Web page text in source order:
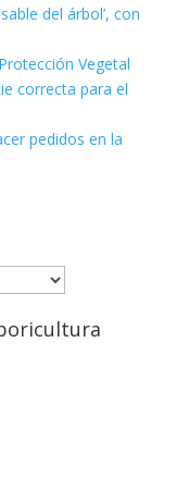
del árbol’, con
Vegetal
correcta para el
pedidos en la